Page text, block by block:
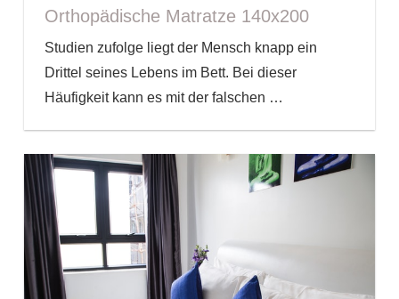
Orthopädische Matratze 140x200
Studien zufolge liegt der Mensch knapp ein
Drittel seines Lebens im Bett. Bei dieser
Häufigkeit kann es mit der falschen …